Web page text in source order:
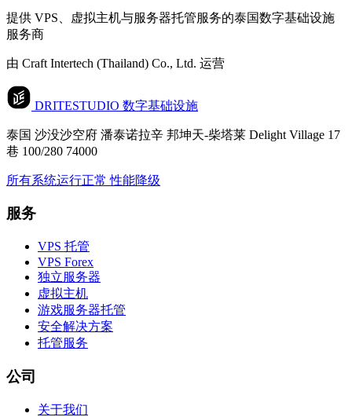
提供 VPS、虚拟主机与服务器托管服务的泰国数字基础设施
服务商
由 Craft Intertech (Thailand) Co., Ltd. 运营
DRITESTUDIO 数字基础设施
泰国 沙没沙空府 潘泰诺拉辛 邦坤天-柴塔莱 Delight Village 17
巷 100/280 74000
所有系统运行正常 性能降级
服务
VPS 托管
VPS Forex
独立服务器
虚拟主机
游戏服务器托管
安全解决方案
托管服务
公司
关于我们